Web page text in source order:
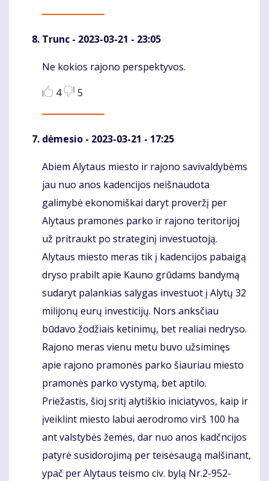
Trunc - 2023-03-21 - 23:05
Komentaras
Ne kokios rajono perspektyvos.
4
5
dėmesio - 2023-03-21 - 17:25
Komentaras
Abiem Alytaus miesto ir rajono savivaldybėms
jau nuo anos kadencijos neišnaudota
galimybė ekonomiškai daryt proveržį per
Alytaus pramonės parko ir rajono teritorijoj
už pritraukt po strateginį investuotoją.
Alytaus miesto meras tik į kadencijos pabaigą
dryso prabilt apie Kauno grūdams bandymą
sudaryt palankias salygas investuot į Alytų 32
milijonų eurų investicijų. Nors anksčiau
būdavo žodžiais ketinimų, bet realiai nedryso.
Rajono meras vienu metu buvo užsiminęs
apie rajono pramonės parko šiauriau miesto
pramonės parko vystymą, bet aptilo.
Priežastis, šioj sritį alytiškio iniciatyvos, kaip ir
įveiklint miesto labui aerodromo virš 100 ha
ant valstybės žemės, dar nuo anos kadčncijos
patyrė susidorojimą per teisėsaugą malšinant,
ypač per Alytaus teismo civ. bylą Nr.2-952-